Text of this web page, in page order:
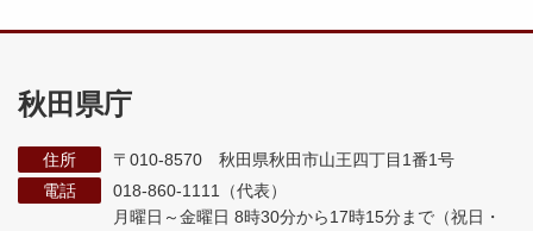
秋田県庁
住所
〒010-8570 秋田県秋田市山王四丁目1番1号
電話
018-860-1111（代表）
月曜日～金曜日 8時30分から17時15分まで （祝日・